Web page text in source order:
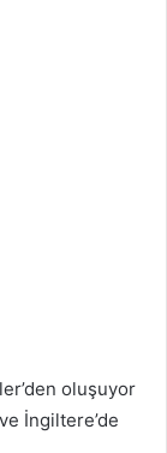
oluşuyor
İngiltere’de